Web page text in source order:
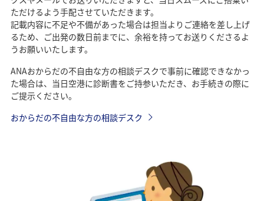
ただけるよう手配させていただきます。
記載内容に不足や不備があった場合は担当よりご連絡を差し上げ
るため、ご出発の数日前までに、余裕を持ってお送りくださるよ
うお願いいたします。
ANAおからだの不自由な方の相談デスクで事前に確認できなかっ
た場合は、当日空港に診断書をご持参いただき、お手続きの際に
ご提示ください。
おからだの不自由な方の相談デスク